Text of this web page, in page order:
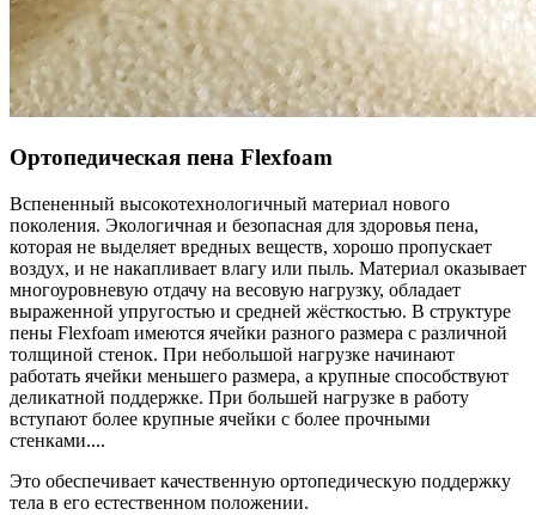
Ортопедическая пена Flexfoam
Вспененный высокотехнологичный материал нового
поколения. Экологичная и безопасная для здоровья пена,
которая не выделяет вредных веществ, хорошо пропускает
воздух, и не накапливает влагу или пыль. Материал оказывает
многоуровневую отдачу на весовую нагрузку, обладает
выраженной упругостью и средней жёсткостью. В структуре
пены Flexfoam имеются ячейки разного размера с различной
толщиной стенок. При небольшой нагрузке начинают
работать ячейки меньшего размера, а крупные способствуют
деликатной поддержке. При большей нагрузке в работу
вступают более крупные ячейки с более прочными
стенками....
Это обеспечивает качественную ортопедическую поддержку
тела в его естественном положении.